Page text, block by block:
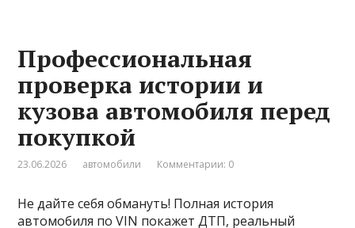
Профессиональная
проверка истории и
кузова автомобиля перед
покупкой
23.06.2026 автомобили Комментарии: 0
Не дайте себя обмануть! Полная история
автомобиля по VIN покажет ДТП, реальный